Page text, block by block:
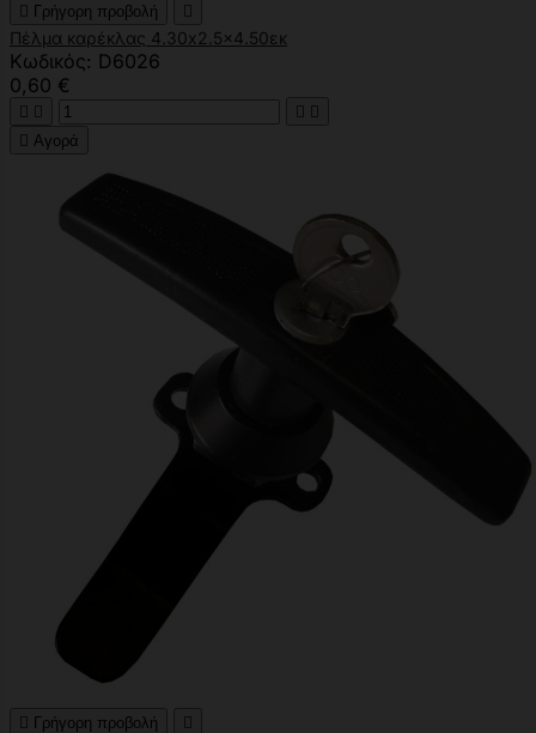
 Γρήγορη προβολή 
Πέλμα καρέκλας 4.30x2.5x4.50εκ
Κωδικός: D6026
0,60 €
   
 Αγορά
 Γρήγορη προβολή 